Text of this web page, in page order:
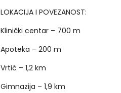
LOKACIJA I POVEZANOST:
Klinički centar – 700 m
Apoteka – 200 m
Vrtić – 1,2 km
Gimnazija – 1,9 km